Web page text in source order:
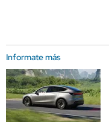
Informate más